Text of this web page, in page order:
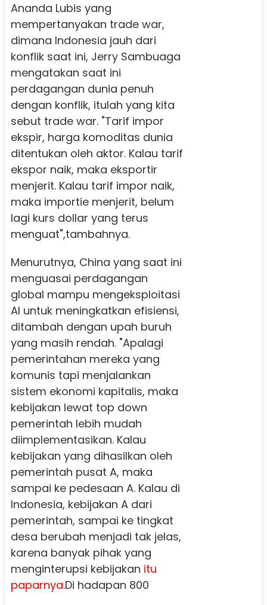
Ananda Lubis yang
mempertanyakan trade war,
dimana Indonesia jauh dari
konflik saat ini, Jerry Sambuaga
mengatakan saat ini
perdagangan dunia penuh
dengan konflik, itulah yang kita
sebut trade war. "Tarif impor
ekspir, harga komoditas dunia
ditentukan oleh aktor. Kalau tarif
ekspor naik, maka eksportir
menjerit. Kalau tarif impor naik,
maka importie menjerit, belum
lagi kurs dollar yang terus
menguat",tambahnya.
Menurutnya, China yang saat ini
menguasai perdagangan
global mampu mengeksploitasi
AI untuk meningkatkan efisiensi,
ditambah dengan upah buruh
yang masih rendah. "Apalagi
pemerintahan mereka yang
komunis tapi menjalankan
sistem ekonomi kapitalis, maka
kebijakan lewat top down
pemerintah lebih mudah
diimplementasikan. Kalau
kebijakan yang dihasilkan oleh
pemerintah pusat A, maka
sampai ke pedesaan A. Kalau di
Indonesia, kebijakan A dari
pemerintah, sampai ke tingkat
desa berubah menjadi tak jelas,
karena banyak pihak yang
menginterupsi kebijakan itu
paparnya.Di hadapan 800